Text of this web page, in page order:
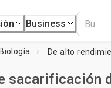
Business
Biología
sacarificación